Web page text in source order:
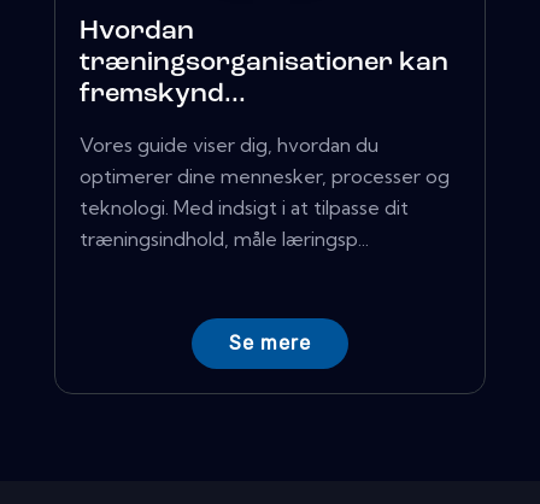
Hvordan
træningsorganisationer kan
fremskynd...
Vores guide viser dig, hvordan du
optimerer dine mennesker, processer og
teknologi. Med indsigt i at tilpasse dit
træningsindhold, måle læringsp...
Se mere